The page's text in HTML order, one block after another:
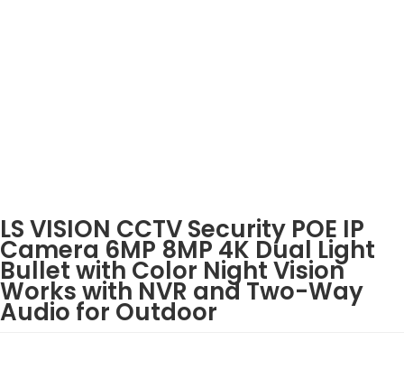
LS VISION CCTV Security POE IP
Camera 6MP 8MP 4K Dual Light
Bullet with Color Night Vision
Works with NVR and Two-Way
Audio for Outdoor